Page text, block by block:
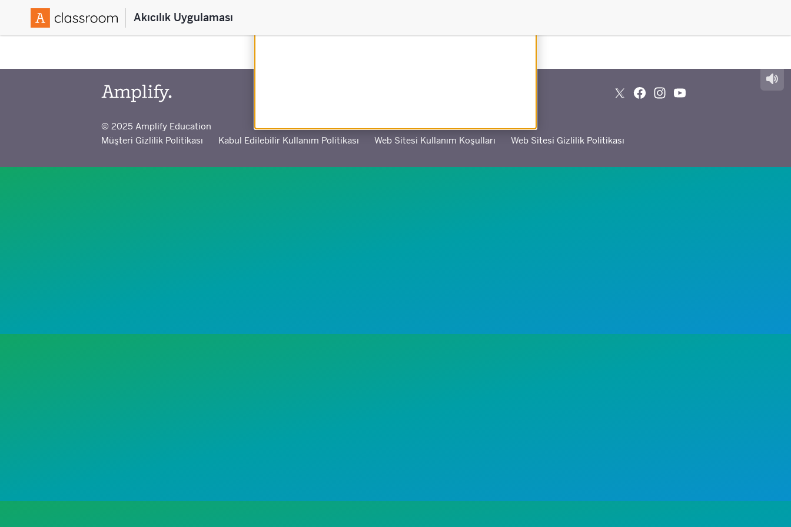
Akıcılık Uygulaması
© 2025 Amplify Education
Müşteri Gizlilik Politikası
Kabul Edilebilir Kullanım Politikası Web Sitesi Kullanım Koşulları Web Sitesi Gizlilik Politikası